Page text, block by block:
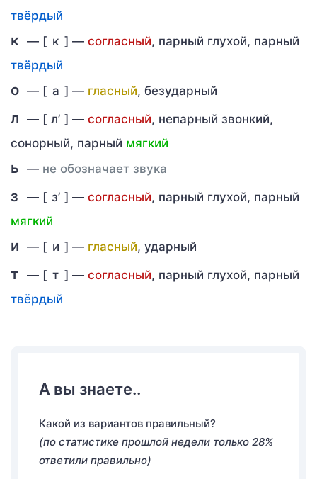
твёрдый
к — [ к ] — согласный, парный глухой, парный
твёрдый
о — [ а ] — гласный, безударный
л — [ л’ ] — согласный, непарный звонкий,
сонорный, парный мягкий
ь — не обозначает звука
з — [ з’ ] — согласный, парный глухой, парный
мягкий
и — [ и ] — гласный, ударный
т — [ т ] — согласный, парный глухой, парный
твёрдый
А вы знаете..
Какой из вариантов правильный?
(по статистике прошлой недели только 28%
ответили правильно)